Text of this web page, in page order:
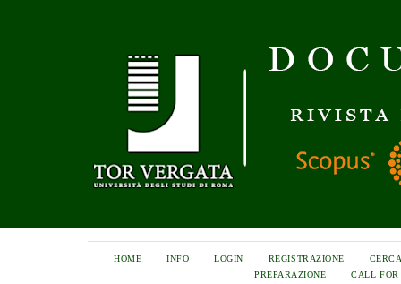
HOME INFO LOGIN REGISTRAZIONE
PREPARAZIONE
CALL FOR